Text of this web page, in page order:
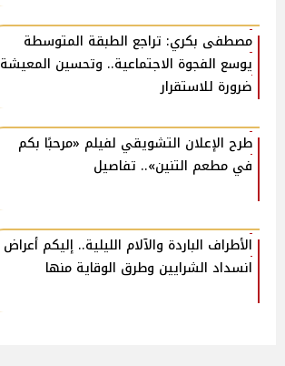
مصطفى بكري: تراجع الطبقة المتوسطة
يوسع الفجوة الاجتماعية.. وتحسين المعيشة
ضرورة للاستقرار
طرح الإعلان التشويقي لفيلم «مرحبًا بكم
في مطعم التنين».. تفاصيل
الأطراف الباردة والآلام الليلية.. إليكم أعراض
انسداد الشرايين وطرق الوقاية منها